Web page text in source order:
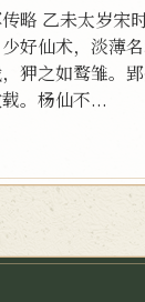
略 乙未太岁宋
好仙术，淡薄
狎之如鹜雏。
。杨仙不...